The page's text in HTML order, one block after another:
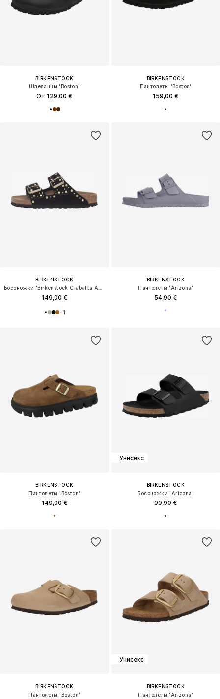
BIRKENSTOCK
Шлепанцы 'Boston'
От 129,00 €
BIRKENSTOCK
Пантолеты 'Boston'
159,00 €
BIRKENSTOCK
Босоножки 'Birkenstock Ciabatta Arizona'
149,00 €
+1
BIRKENSTOCK
Пантолеты 'Arizona'
54,90 €
BIRKENSTOCK
Пантолеты 'Boston'
149,00 €
Унисекс
BIRKENSTOCK
Босоножки 'Arizona'
99,90 €
BIRKENSTOCK
Пантолеты 'Boston'
Унисекс
BIRKENSTOCK
Пантолеты 'Arizona'